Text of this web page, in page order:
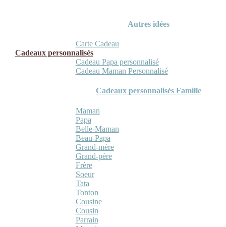
Autres idées
Carte Cadeau
Cadeaux personnalisés
Cadeau Papa personnalisé
Cadeau Maman Personnalisé
Cadeaux personnalisés Famille
Maman
Papa
Belle-Maman
Beau-Papa
Grand-mère
Grand-père
Frère
Soeur
Tata
Tonton
Cousine
Cousin
Parrain